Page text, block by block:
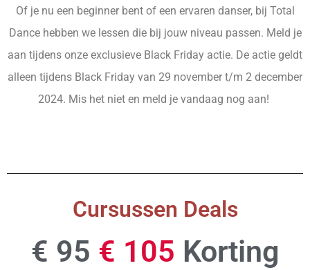
Of je nu een beginner bent of een ervaren danser, bij Total
Dance hebben we lessen die bij jouw niveau passen. Meld je
aan tijdens onze exclusieve Black Friday actie. De actie geldt
alleen tijdens Black Friday van 29 november t/m 2 december
2024. Mis het niet en meld je vandaag nog aan!
Cursussen Deals
€ 95 € 105 Korting